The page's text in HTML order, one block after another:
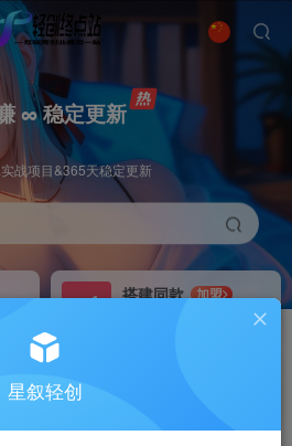
∞ 稳定更新
战项目&365天稳定更新
搭建同款
加盟
星叙轻创